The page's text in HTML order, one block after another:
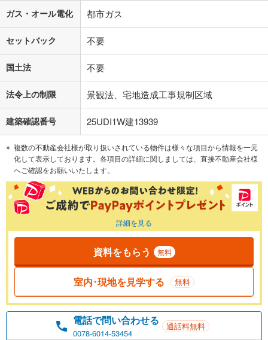
ガス・オール電化 都市ガス
セットバック 不要
国土法 不要
法令上の制限 景観法、宅地造成工事規制区域
建築確認番号 25UDI1W建13939
複数の不動産会社様が取り扱いされている物件は様々な項目から情報を一元
化して表示しております。各項目の詳細に関しましては、直接不動産会社様
へご確認をお願いいたします。
詳細を見る
資料をもらう 無料
室内･現地を見学する 無料
電話で問い合わせる
0078-6014-53454
通話料無料